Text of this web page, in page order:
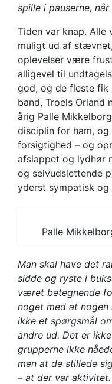
spille i pauserne,
Tiden var knap. Alle
muligt ud af
oplevelser være
alligevel til
god, og de fleste fik
band, Troels
årig Palle
disciplin for ham,
forsigtighed – og
afslappet og lydhør
og selvudslettende
yderst sympatisk
Palle
Man skal have det
sidde og ryste i
været betegnende
noget med at nogen
ikke et spørgsmål
andre ud. Det er
grupperne ikke
men at de stillede
– at der var